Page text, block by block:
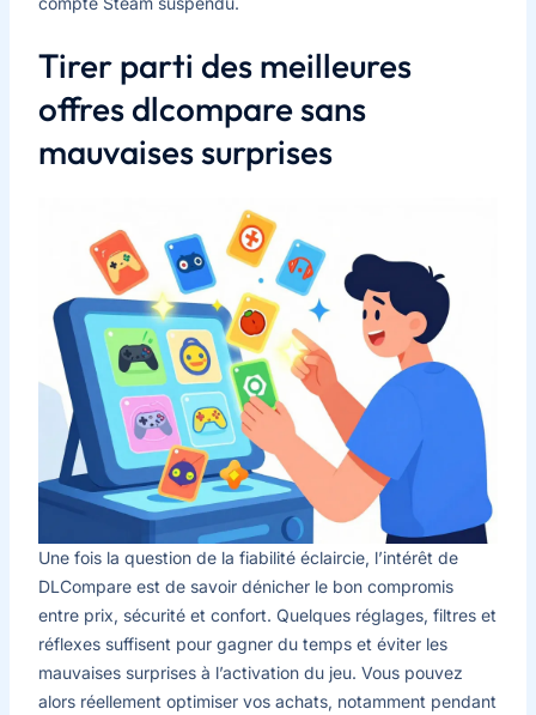
Tirer parti des meilleures
offres dlcompare sans
mauvaises surprises
Une fois la question de la fiabilité éclaircie, l’intérêt de
DLCompare est de savoir dénicher le bon compromis
entre prix, sécurité et confort. Quelques réglages, filtres et
réflexes suffisent pour gagner du temps et éviter les
mauvaises surprises à l’activation du jeu. Vous pouvez
alors réellement optimiser vos achats, notamment pendant